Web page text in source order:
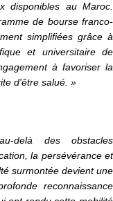
disponibles au Maroc.
de bourse franco-
simplifiées grâce à
et universitaire de
à favoriser la
d'être salué. »
delà des obstacles
la persévérance et
surmontée devient une
reconnaissance